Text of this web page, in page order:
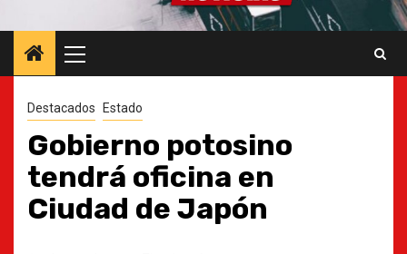
principal
Destacados Estado
Gobierno potosino
tendrá oficina en
Ciudad de Japón